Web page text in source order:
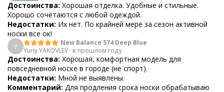
Достоинства: Хорошая отделка. Удобные и стильные.
Хорошо сочетаются с любой одеждой.
Недостатки: Их нет. По крайней мере за сезон активной
носки все ок!
Y
New Balance 574 Deep Blue
Yuriy YAKOVLEV · в прошлом году
Достоинства: Хорошая, комфортная модель для
повседневной носке в городе (не спорт).
Недостатки: Мной не выявлены.
Комментарий: Для продления срока носки обрабатываю